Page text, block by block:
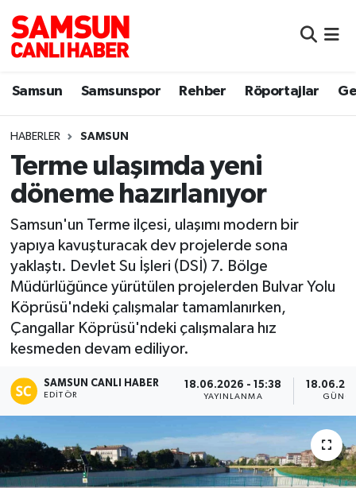
Samsun Samsunspor Rehber Röportajlar
HABERLER SAMSUN
Terme ulaşımda yeni
döneme hazırlanıyor
Samsun'un Terme ilçesi, ulaşımı modern bir
yapıya kavuşturacak dev projelerde sona
yaklaştı. Devlet Su İşleri (DSİ) 7. Bölge
Müdürlüğünce yürütülen projelerden Bulvar Yolu
Köprüsü'ndeki çalışmalar tamamlanırken,
Çangallar Köprüsü'ndeki çalışmalara hız
kesmeden devam ediliyor.
SAMSUN CANLI HABER
EDITÖR
18.06.2026 - 15:38
YAYINLANMA
Samsun
Sokak Röportajları
Dünya
Eğitim
Sağlık
Yemek
Manşet Haberi
Samsun Nöbetçi Eczaneler
Samsun Hava Durumu
Samsun Namaz Vakitleri
Samsun Trafik Yoğunluk Haritası
Süper Lig Puan Durumu ve Fikstür
Tüm Manşetler
Son Dakika Haberleri
Haber Arşivi